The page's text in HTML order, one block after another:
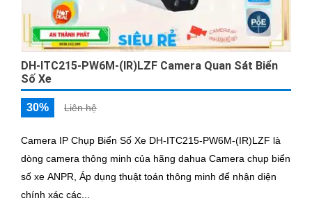
DH-ITC215-PW6M-(IR)LZF Camera Quan Sát Biển
Số Xe
30% Liên hệ
Camera IP Chụp Biển Số Xe DH-ITC215-PW6M-(IR)LZF là
dòng camera thông minh của hãng dahua Camera chụp biển
số xe ANPR, Áp dụng thuật toán thông minh để nhận diện
chính xác các...